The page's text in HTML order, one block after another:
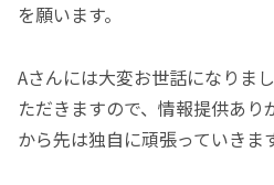
を願います。
Aさんには大変お世話になりま
ただきますので、情報提供あ
から先は独自に頑張っていきま